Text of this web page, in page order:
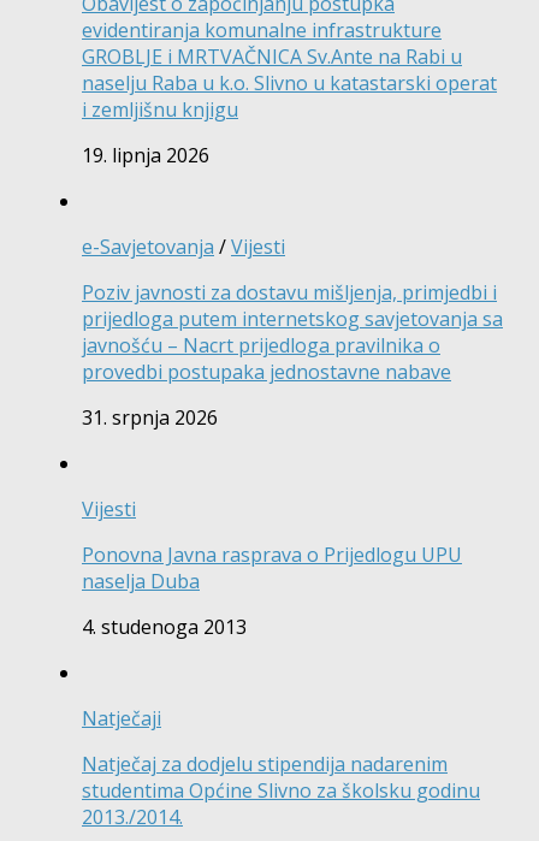
evidentiranja komunalne infrastrukture
GROBLJE i MRTVAČNICA Sv.Ante na Rabi u
naselju Raba u k.o. Slivno u katastarski operat
i zemljišnu knjigu
19. lipnja 2026
e-Savjetovanja /Vijesti
Poziv javnosti za dostavu mišljenja, primjedbi i
prijedloga putem internetskog savjetovanja sa
javnošću – Nacrt prijedloga pravilnika o
provedbi postupaka jednostavne nabave
31. srpnja 2026
Vijesti
Ponovna Javna rasprava o Prijedlogu UPU
naselja Duba
4. studenoga 2013
Natječaji
Natječaj za dodjelu stipendija nadarenim
studentima Općine Slivno za školsku godinu
2013./2014.